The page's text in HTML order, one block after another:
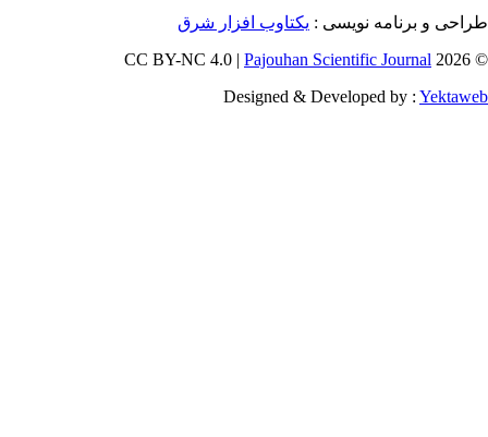
:یکتاوب افزار شرق
Pajouhan
Designed &